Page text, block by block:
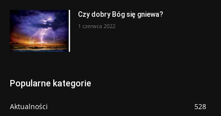
Czy dobry Bóg się gniewa?
1 czerwca 2022
Popularne kategorie
Aktualności
528